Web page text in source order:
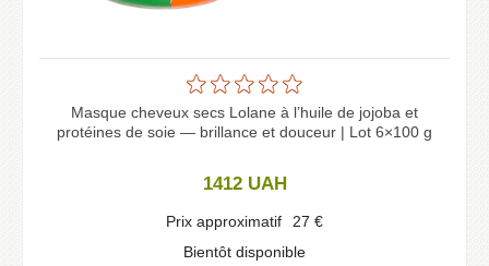
Masque cheveux secs Lolane à l’huile de jojoba et
protéines de soie — brillance et douceur | Lot 6×100 g
1412 UAH
Prix approximatif 27 €
Bientôt disponible